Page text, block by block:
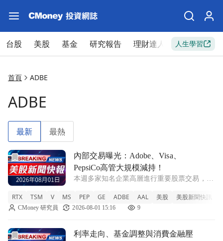
台股 美股 基金 研究報告 理財達人 新手入門
人生學習
首頁 ADBE
ADBE
最新 最熱
前往內部交易曝光：Adobe、Visa、PepsiCo高管大規模減
內部交易曝光：Adobe、Visa、
PepsiCo高管大規模減持！
本週多家知名企業高層進行重要股票交易，特
注。 RTX +0.39% TSM +0.23% V -0.04% MS
+0.17% PEP -0.46%
RTX TSM V MS PEP GE ADBE AAL 美股 美股新聞快訊
CMoney 研究員 2026-08-01 15:16 9
前往利率走向、基金調整與消費金融壓力 美國資本市場暗
利率走向、基金調整與消費金融壓